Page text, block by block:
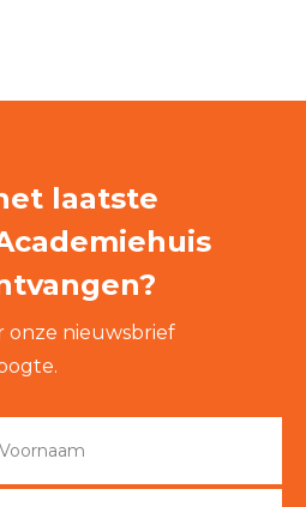
laatste
onze nieuwsbrief